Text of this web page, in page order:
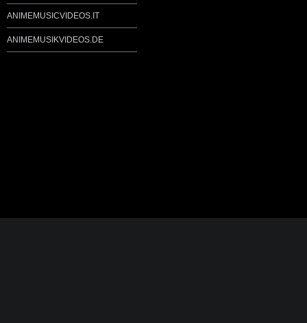
ANIMEMUSICVIDEOS.IT
ANIMEMUSIKVIDEOS.DE